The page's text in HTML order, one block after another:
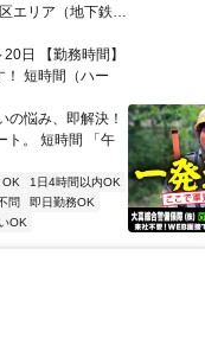
エリア（地下鉄成
、大山駅等）
日 【勤務時間】
短時間（ハー
悩み、即解決！
ト。 短時間 「午
OK
1日4時間以内OK
問
即日勤務OK
OK